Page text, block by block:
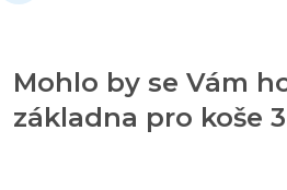
Mohlo by se Vám
základna pro koše